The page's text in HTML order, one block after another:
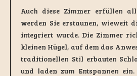
Auch diese Zimmer erfüllen
werden Sie erstaunen, wieweit
integriert wurde. Die Zimmer
kleinen Hügel, auf dem das
traditionellen Stil erbauten
und laden zum Entspannen